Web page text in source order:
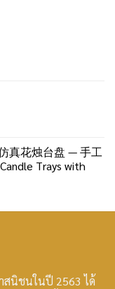
真花烛台盘 — 手工
Trays with
นิชนในปี 2563 ได้